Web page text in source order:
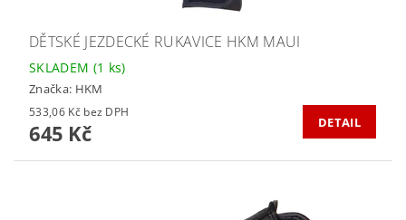
DĚTSKÉ JEZDECKÉ RUKAVICE HKM MAUI
SKLADEM (1 ks)
Značka: HKM
533,06 Kč bez DPH
645 Kč DETAIL